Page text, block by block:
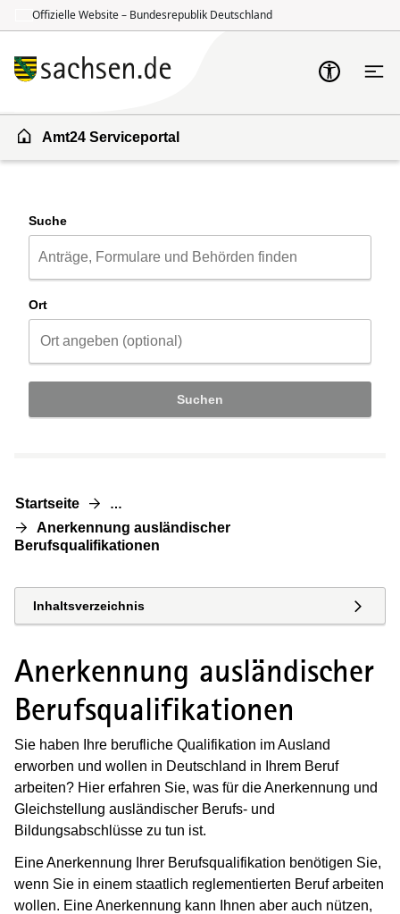
Offizielle Website – Bundesrepublik Deutschland
Amt24 Serviceportal
Suche
Ort
Suchen
Startseite …
Anerkennung ausländischer
Berufsqualifikationen
Inhaltsverzeichnis
Anerkennung ausländischer
Berufsqualifikationen
Sie haben Ihre berufliche Qualifikation im Ausland
erworben und wollen in Deutschland in Ihrem Beruf
arbeiten? Hier erfahren Sie, was für die Anerkennung und
Gleichstellung ausländischer Berufs- und
Bildungsabschlüsse zu tun ist.
Eine Anerkennung Ihrer Berufsqualifikation benötigen Sie,
wenn Sie in einem staatlich reglementierten Beruf arbeiten
wollen. Eine Anerkennung kann Ihnen aber auch nützen,